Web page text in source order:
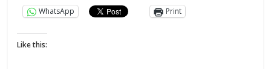
WhatsApp Print
Like this: